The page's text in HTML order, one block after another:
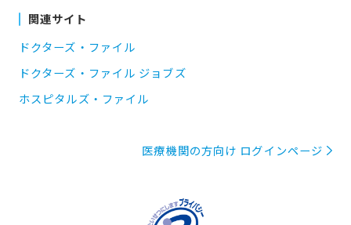
関連サイト
ドクターズ・ファイル
ドクターズ・ファイル ジョブズ
ホスピタルズ・ファイル
医療機関の方向け ログインページ